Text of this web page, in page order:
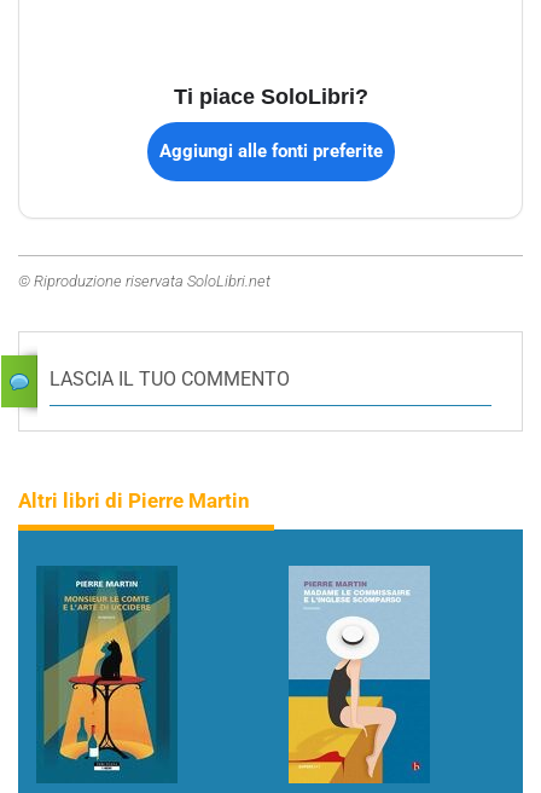
Ti piace SoloLibri?
Aggiungi alle fonti preferite
© Riproduzione riservata SoloLibri.net
LASCIA IL TUO COMMENTO
Altri libri di Pierre Martin